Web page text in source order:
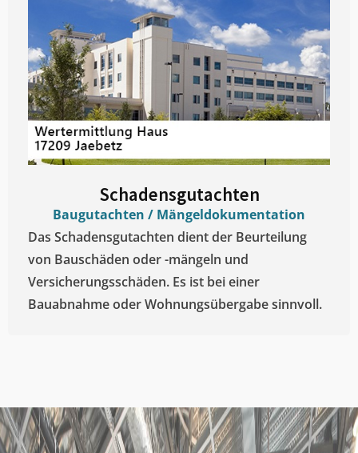
Schadensgutachten
Baugutachten / Mängeldokumentation
Das Schadensgutachten dient der Beurteilung
von Bauschäden oder -mängeln und
Versicherungsschäden. Es ist bei einer
Bauabnahme oder Wohnungsübergabe sinnvoll.